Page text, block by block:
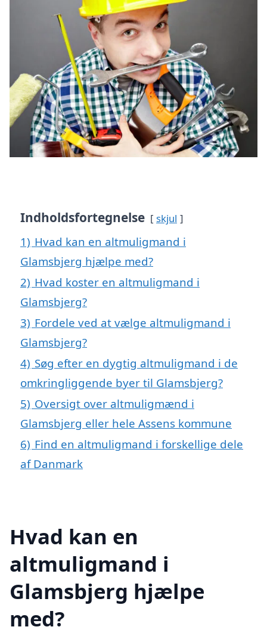
Indholdsfortegnelse skjul
1) Hvad kan en altmuligmand i
Glamsbjerg hjælpe med?
2) Hvad koster en altmuligmand i
Glamsbjerg?
3) Fordele ved at vælge altmuligmand i
Glamsbjerg?
4) Søg efter en dygtig altmuligmand i de
omkringliggende byer til Glamsbjerg?
5) Oversigt over altmuligmænd i
Glamsbjerg eller hele Assens kommune
6) Find en altmuligmand i forskellige dele
af Danmark
Hvad kan en
altmuligmand i
Glamsbjerg hjælpe
med?